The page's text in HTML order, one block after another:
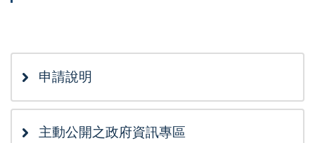
申請說明
主動公開之政府資訊專區